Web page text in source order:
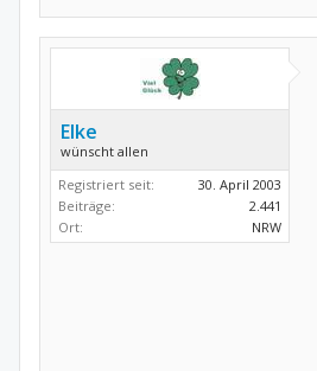
Elke
wünscht allen
Registriert seit:
30. April 2003
Beiträge:
2.441
Ort:
NRW